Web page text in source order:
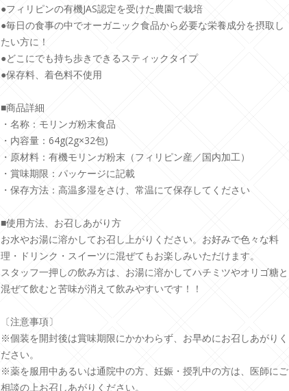
●フィリピンの有機JAS認定を受けた農園で栽培
●毎日の食事の中でオーガニック食品から必要な栄養成分を摂取し
たい方に！
●どこにでも持ち歩きできるスティックタイプ
●保存料、着色料不使用
■商品詳細
・名称：モリンガ粉末食品
・内容量：64g(2g×32包)
・原材料：有機モリンガ粉末（フィリピン産／国内加工）
・賞味期限：パッケージに記載
・保存方法：高温多湿をさけ、常温にて保存してください
■使用方法、お召しあがり方
お水やお湯に溶かしてお召し上がりください。お好みで色々な料
理・ドリンク・スイーツに混ぜてもお楽しみいただけます。
スタッフ一押しの飲み方は、お湯に溶かしてハチミツやオリゴ糖と
混ぜて飲むと苦味が消えて飲みやすいです！！
〔注意事項〕
※個装を開封後は賞味期限にかかわらず、お早めにお召しあがりく
ださい。
※薬を服用中あるいは通院中の方、妊娠・授乳中の方は、医師にご
相談の上お召しあがりください。